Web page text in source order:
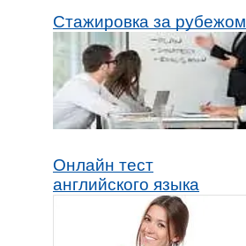
Стажировка за рубежом
Онлайн тест
английского языка